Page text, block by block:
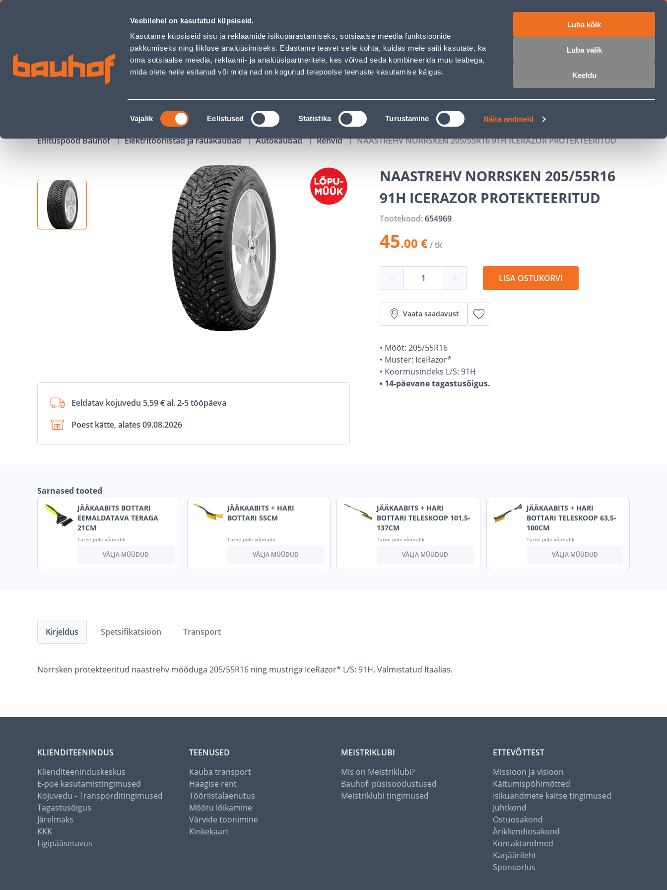
Veebilehel on kasutatud küpsiseid.
Kasutame küpsiseid sisu ja reklaamide isikupärastamiseks, sotsiaalse meedia funktsioonide
pakkumiseks ning liikluse analüüsimiseks. Edastame teavet selle kohta, kuidas meie saiti kasutate, ka
oma sotsiaalse meedia, reklaami- ja analüüsipartneritele, kes võivad seda kombineerida muu teabega,
mida olete neile esitanud või mida nad on kogunud teiepoolse teenuste kasutamise käigus.
Nõusoleku
valik
Vajalik Eelistused Statistika Turustamine Näita andmeid
Luba kõik
Luba valik
Keeldu
NAASTREHV NORRSKEN 205/55R16 91H ICERAZOR PROTEKTEERITUD - Bauhof has loaded
Äriklienditeenindus Klienditeenindus Teenused Karjäärileht
OTSI Logi sisse
KAMPAANIAD KATALOOGID TÖÖRIISTALAENUTUS JÄRELMAKS
Ehituspood Bauhof Elektritööriistad ja rauakaubad Autokaubad Rehvid NAASTREHV NORRSKEN 205/55R16 91H ICERAZOR PROTEKTEERITUD
Eeldatav kojuvedu 5,59 € al. 2-5 tööpäeva
Poest kätte, alates 09.08.2026
NAASTREHV NORRSKEN 205/55R16
91H ICERAZOR PROTEKTEERITUD
Tootekood:654969
45.00 €/ tk
− + LISA OSTUKORVI
Vaata saadavust
• Mõõt: 205/55R16
• Muster: IceRazor*
• Koormusindeks L/S: 91H
• 14-päevane tagastusõigus.
Sarnased tooted
JÄÄKAABITS BOTTARI
EEMALDATAVA TERAGA
21CM
Tarne pole võimalik
VÄLJA MÜÜDUD
JÄÄKAABITS + HARI
BOTTARI 55CM
Tarne pole võimalik
VÄLJA MÜÜDUD
JÄÄKAABITS + HARI
BOTTARI TELESKOOP 101,5-
137CM
Tarne pole võimalik
VÄLJA MÜÜDUD
JÄÄKAABITS + HARI
BOTTARI TELESKOOP 63,5-
100CM
Tarne pole võimalik
VÄLJA MÜÜDUD
Kirjeldus
Norrsken protekteeritud naastrehv mõõduga 205/55R16 ning mustriga IceRazor* L/S: 91H. Valmistatud Itaalias.
Spetsifikatsioon Transport
KLIENDITEENINDUS
Klienditeeninduskeskus
E-poe kasutamistingimused
Kojuvedu - Transporditingimused
Tagastusõigus
Järelmaks
KKK
Ligipääsetavus
TEENUSED
Kauba transport
Haagise rent
Tööriistalaenutus
Mõõtu lõikamine
Värvide toonimine
Kinkekaart
MEISTRIKLUBI
Mis on Meistriklubi?
Bauhofi püsisoodustused
Meistriklubi tingimused
ETTEVÕTTEST
Missioon ja visioon
Käitumispõhimõtted
Isikuandmete kaitse tingimused
Juhtkond
Ostuosakond
Ärikliendiosakond
Kontaktandmed
Karjäärileht
Sponsorlus